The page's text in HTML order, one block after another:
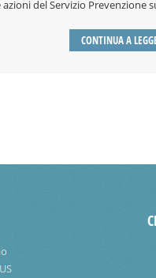
azioni del Servizio Prevenzione
CONTINUA A